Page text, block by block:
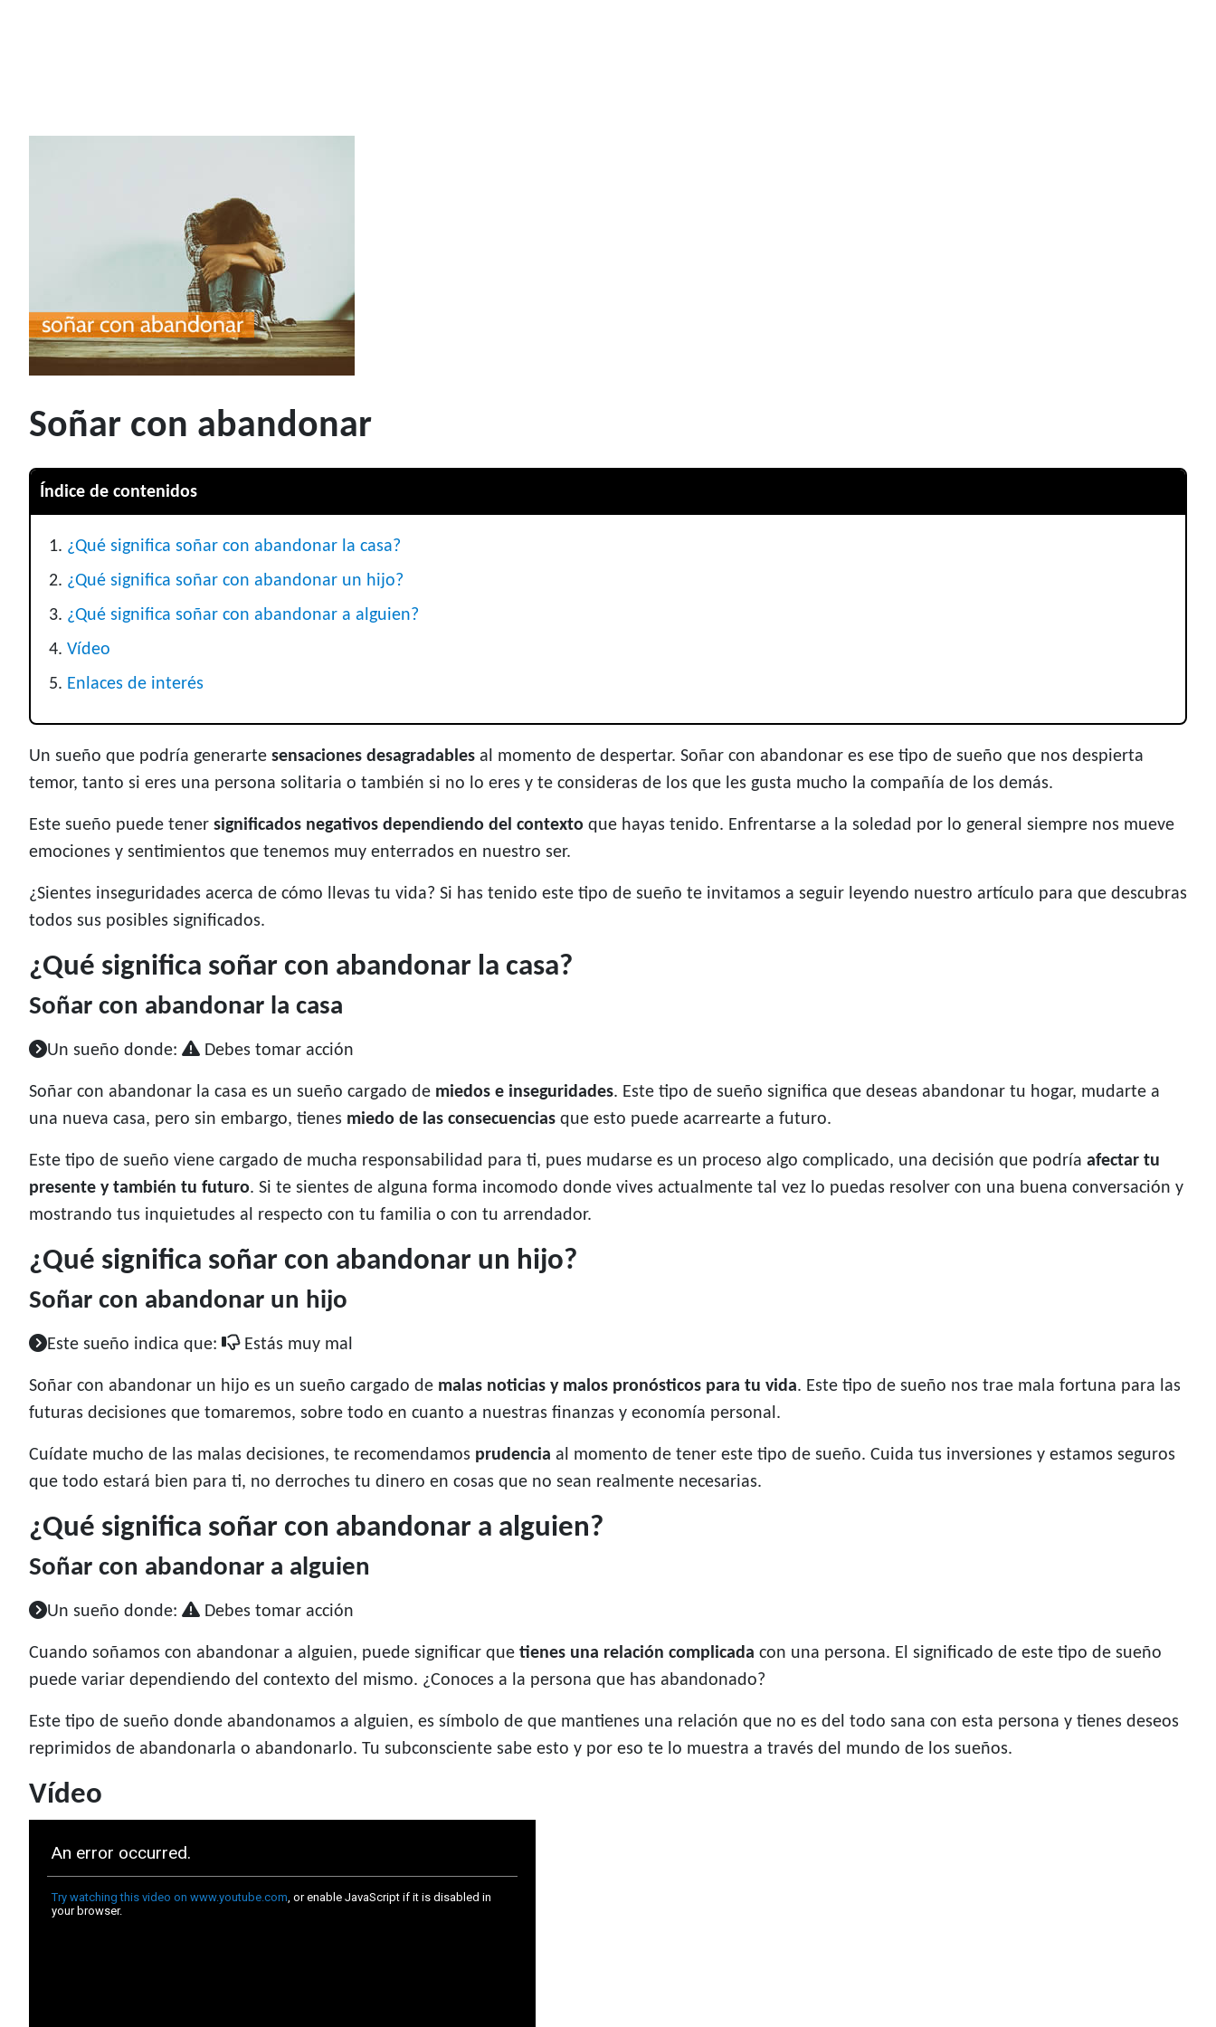
Soñar con abandonar
Índice de contenidos
¿Qué significa soñar con abandonar la casa?
¿Qué significa soñar con abandonar un hijo?
¿Qué significa soñar con abandonar a alguien?
Vídeo
Enlaces de interés
Un sueño que podría generarte sensaciones desagradables al momento de despertar. Soñar con abandonar es ese tipo de sueño que nos despierta
temor, tanto si eres una persona solitaria o también si no lo eres y te consideras de los que les gusta mucho la compañía de los demás.
Este sueño puede tener significados negativos dependiendo del contexto que hayas tenido. Enfrentarse a la soledad por lo general siempre nos mueve
emociones y sentimientos que tenemos muy enterrados en nuestro ser.
¿Sientes inseguridades acerca de cómo llevas tu vida? Si has tenido este tipo de sueño te invitamos a seguir leyendo nuestro artículo para que descubras
todos sus posibles significados.
¿Qué significa soñar con abandonar la casa?
Soñar con abandonar la casa
Un sueño donde: Debes tomar acción
Soñar con abandonar la casa es un sueño cargado de miedos e inseguridades. Este tipo de sueño significa que deseas abandonar tu hogar, mudarte a
una nueva casa, pero sin embargo, tienes miedo de las consecuencias que esto puede acarrearte a futuro.
Este tipo de sueño viene cargado de mucha responsabilidad para ti, pues mudarse es un proceso algo complicado, una decisión que podría afectar tu
presente y también tu futuro. Si te sientes de alguna forma incomodo donde vives actualmente tal vez lo puedas resolver con una buena conversación y
mostrando tus inquietudes al respecto con tu familia o con tu arrendador.
¿Qué significa soñar con abandonar un hijo?
Soñar con abandonar un hijo
Este sueño indica que: Estás muy mal
Soñar con abandonar un hijo es un sueño cargado de malas noticias y malos pronósticos para tu vida. Este tipo de sueño nos trae mala fortuna para las
futuras decisiones que tomaremos, sobre todo en cuanto a nuestras finanzas y economía personal.
Cuídate mucho de las malas decisiones, te recomendamos prudencia al momento de tener este tipo de sueño. Cuida tus inversiones y estamos seguros
que todo estará bien para ti, no derroches tu dinero en cosas que no sean realmente necesarias.
¿Qué significa soñar con abandonar a alguien?
Soñar con abandonar a alguien
Un sueño donde: Debes tomar acción
Cuando soñamos con abandonar a alguien, puede significar que tienes una relación complicada con una persona. El significado de este tipo de sueño
puede variar dependiendo del contexto del mismo. ¿Conoces a la persona que has abandonado?
Este tipo de sueño donde abandonamos a alguien, es símbolo de que mantienes una relación que no es del todo sana con esta persona y tienes deseos
reprimidos de abandonarla o abandonarlo. Tu subconsciente sabe esto y por eso te lo muestra a través del mundo de los sueños.
Vídeo